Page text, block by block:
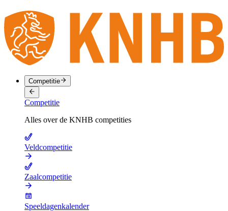
Competitie
Competitie
Alles over de KNHB competities
Veldcompetitie
Zaalcompetitie
Speeldagenkalender